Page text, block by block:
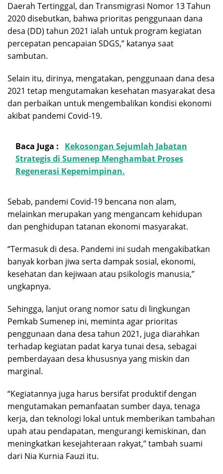
Daerah Tertinggal, dan Transmigrasi Nomor 13 Tahun
2020 disebutkan, bahwa prioritas penggunaan dana
desa (DD) tahun 2021 ialah untuk program kegiatan
percepatan pencapaian SDGS,” katanya saat
sambutan.
Selain itu, dirinya, mengatakan, penggunaan dana desa
2021 tetap mengutamakan kesehatan masyarakat desa
dan perbaikan untuk mengembalikan kondisi ekonomi
akibat pandemi Covid-19.
Baca Juga :
Kekosongan Sejumlah Jabatan
Strategis di Sumenep Menghambat Proses
Regenerasi Kepemimpinan.
Sebab, pandemi Covid-19 bencana non alam,
melainkan merupakan yang mengancam kehidupan
dan penghidupan tatanan ekonomi masyarakat.
“Termasuk di desa. Pandemi ini sudah mengakibatkan
banyak korban jiwa serta dampak sosial, ekonomi,
kesehatan dan kejiwaan atau psikologis manusia,”
ungkapnya.
Sehingga, lanjut orang nomor satu di lingkungan
Pemkab Sumenep ini, meminta agar prioritas
penggunaan dana desa tahun 2021, juga diarahkan
terhadap kegiatan padat karya tunai desa, sebagai
pemberdayaan desa khususnya yang miskin dan
marginal.
“Kegiatannya juga harus bersifat produktif dengan
mengutamakan pemanfaatan sumber daya, tenaga
kerja, dan teknologi lokal untuk memberikan tambahan
upah atau pendapatan, mengurangi kemiskinan, dan
meningkatkan kesejahteraan rakyat,” tambah suami
dari Nia Kurnia Fauzi itu.